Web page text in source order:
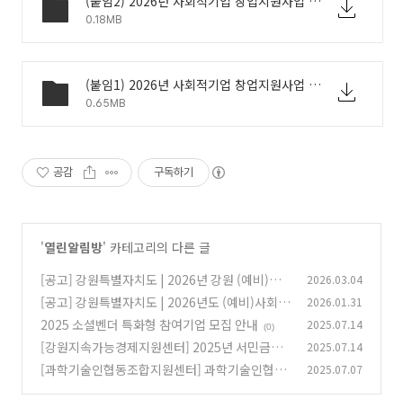
0.18MB
(붙임1) 2026년 사회적기업 창업지원사업 강원권역 창업팀 모집 공고문.pdf
0.65MB
공감 구독하기
'열린알림방' 카테고리의 다른 글
[공고] 강원특별자치도 | 2026년 강원 (예비)사
회적기업 일자리 창출사업 참여기업 모집 공고
(0)
2026.03.04
[공고] 강원특별자치도 | 2026년도 (예비)사회적
기업 시설비 지원사업 참여기업 모집 공고
(0)
2026.01.31
2025 소셜벤더 특화형 참여기업 모집 안내 (0) 2025.07.14
[강원지속가능경제지원센터] 2025년 서민금융
생활지원사업 「강원상승SE 융자사업」 신청기
2025.07.14
[과학기술인협동조합지원센터] 과학기술인협동
2025.07.07